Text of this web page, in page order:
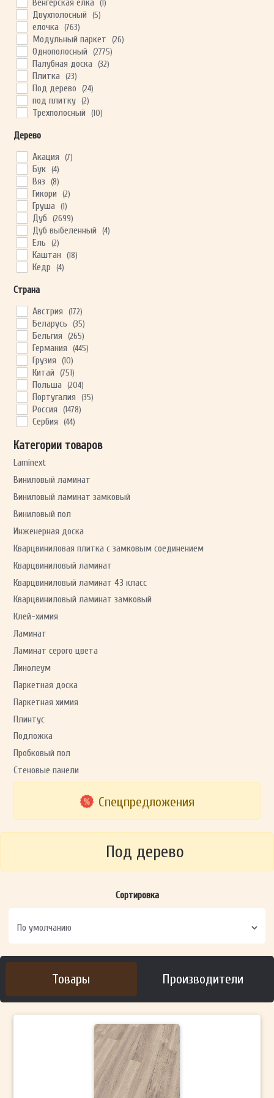
Royal Parket (32)
Skalla (18)
Stone Floor (28)
Super Solid (16)
Swiss Krono Group (10)
Tarkett (117)
THYS (28)
Vinilam (105)
Westerhof (56)
Wicanders (14)
Эггер
Венгерская ёлка
(1)
Двухполосный (5)
елочка (763)
Модульный паркет (26)
Однополосный (2775)
Палубная доска (32)
Плитка (23)
Под дерево (24)
под плитку (2)
Трехполосный (10)
Дерево
Акация
(7)
Бук (4)
Вяз (8)
Гикори (2)
Груша (1)
Дуб (2699)
Дуб выбеленный (4)
Ель (2)
Каштан (18)
Кедр (4)
Лопачо
Ольха (1)
Орех (40)
Паркет (4)
Пекан (1)
Пихта (2)
Платан (4)
Пробка (1)
Пробковый дуб
Сосна (27)
Тик (6)
Хэмлок (4)
Ясень
Страна
Австрия
(172)
Беларусь (35)
Бельгия (265)
Германия (445)
Грузия (10)
Китай (751)
Польша (204)
Португалия (35)
Россия (1478)
Сербия (44)
Франция (68)
Швейцария
Категории товаров
Laminext
Виниловый ламинат
Виниловый ламинат замковый
Виниловый пол
Инженерная доска
Кварцвиниловая плитка с замковым соединением
Кварцвиниловый ламинат
Кварцвиниловый ламинат 43 класс
Кварцвиниловый ламинат замковый
Клей-химия
Ламинат
Ламинат серого цвета
Линолеум
Паркетная доска
Паркетная химия
Плинтус
Подложка
Пробковый пол
Стеновые панели
Спецпредложения
Под дерево
Сортировка
Товары Производители